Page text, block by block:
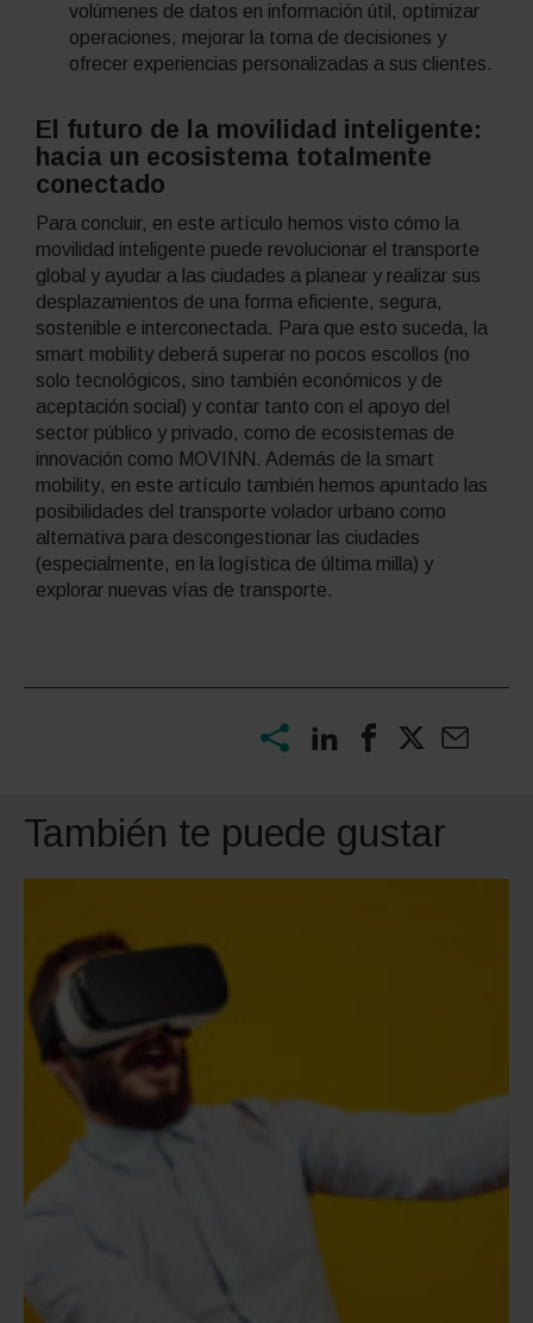
volúmenes de datos en información útil, optimizar
operaciones, mejorar la toma de decisiones y
ofrecer experiencias personalizadas a sus clientes.
El futuro de la movilidad inteligente:
hacia un ecosistema totalmente
conectado
Para concluir, en este artículo hemos visto cómo la
movilidad inteligente puede revolucionar el transporte
global y ayudar a las ciudades a planear y realizar sus
desplazamientos de una forma eficiente, segura,
sostenible e interconectada. Para que esto suceda, la
smart mobility deberá superar no pocos escollos (no
solo tecnológicos, sino también económicos y de
aceptación social) y contar tanto con el apoyo del
sector público y privado, como de ecosistemas de
innovación como MOVINN. Además de la smart
mobility, en este artículo también hemos apuntado las
posibilidades del transporte volador urbano como
alternativa para descongestionar las ciudades
(especialmente, en la logística de última milla) y
explorar nuevas vías de transporte.
También te puede gustar